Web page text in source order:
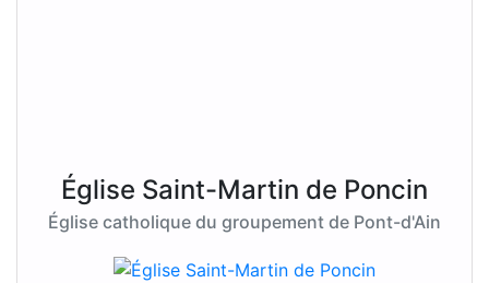
Église Saint-Martin de Poncin
Église catholique du groupement de Pont-d'Ain